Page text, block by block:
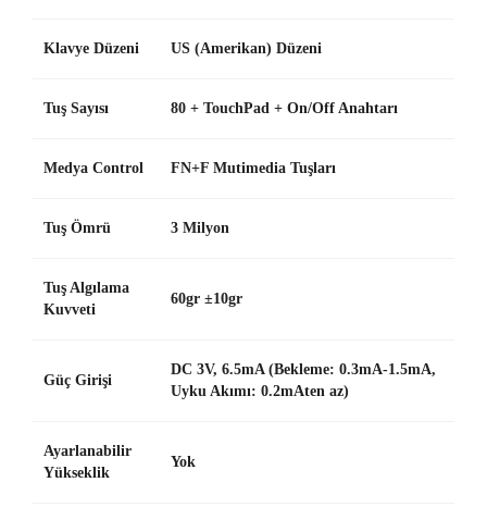
Klavye Düzeni US (Amerikan) Düzeni
Tuş Sayısı 80 + TouchPad + On/Off Anahtarı
Medya Control FN+F Mutimedia Tuşları
Tuş Ömrü 3 Milyon
Tuş Algılama
Kuvveti
60gr ±10gr
Güç Girişi
DC 3V, 6.5mA (Bekleme: 0.3mA-1.5mA,
Uyku Akımı: 0.2mAten az)
Ayarlanabilir
Yükseklik
Yok